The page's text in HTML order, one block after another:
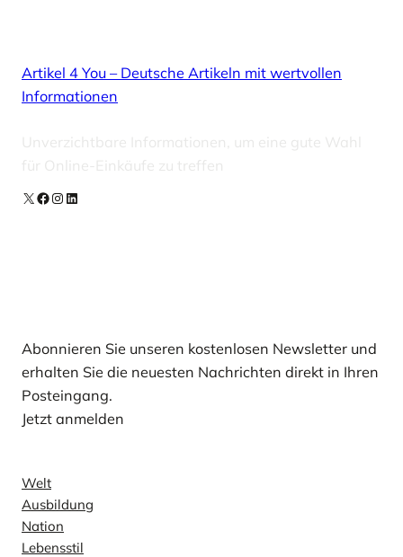
Artikel 4 You – Deutsche Artikeln mit wertvollen
Informationen
Unverzichtbare Informationen, um eine gute Wahl
für Online-Einkäufe zu treffen
X Facebook
Instagram
LinkedIn
Abonnieren Sie unseren kostenlosen Newsletter und
erhalten Sie die neuesten Nachrichten direkt in Ihren
Posteingang.
Jetzt anmelden
Welt
Ausbildung
Nation
Lebensstil